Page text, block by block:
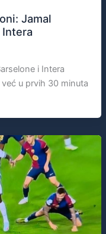
Jamal
i Intera
u prvih 30 minuta